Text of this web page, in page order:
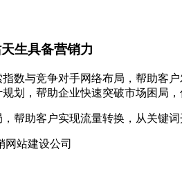
生具备营销力
数与竞争对手网络布局，帮助客
划，帮助企业快速突破市场困局，
帮助客户实现流量转换，从关键